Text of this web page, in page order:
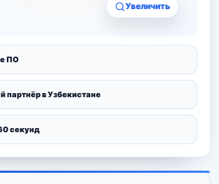
Увеличить
ПО
в Узбекистане
секунд